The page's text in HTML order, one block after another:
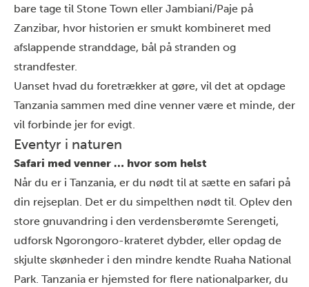
bare tage til Stone Town eller Jambiani/Paje på
Zanzibar, hvor historien er smukt kombineret med
afslappende stranddage, bål på stranden og
strandfester.
Uanset hvad du foretrækker at gøre, vil det at opdage
Tanzania sammen med dine venner være et minde, der
vil forbinde jer for evigt.
Eventyr i naturen
Safari med venner … hvor som helst
Når du er i Tanzania, er du nødt til at sætte en safari på
din rejseplan. Det er du simpelthen nødt til. Oplev den
store gnuvandring i den verdensberømte Serengeti,
udforsk Ngorongoro-krateret dybder, eller opdag de
skjulte skønheder i den mindre kendte Ruaha National
Park. Tanzania er hjemsted for flere nationalparker, du